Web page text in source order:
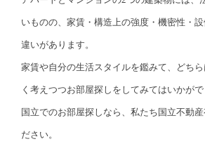
いものの、家賃・構造上の強度・機密性・
違いがあります。
家賃や自分の生活スタイルを鑑みて、どち
く考えつつお部屋探しをしてみてはいかがで
国立でのお部屋探しなら、私たち国立不動
ださい。